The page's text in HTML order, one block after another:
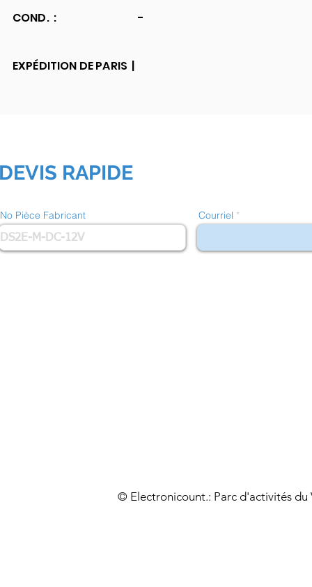
COND. : -
EXPÉDITION DE PARIS |
RAPIDE
No Pièce Fabricant Courriel
© Electronicount.: Parc d'activités du